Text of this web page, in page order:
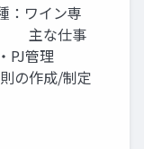
：ワイン専
主な仕事
管理
作成/制定